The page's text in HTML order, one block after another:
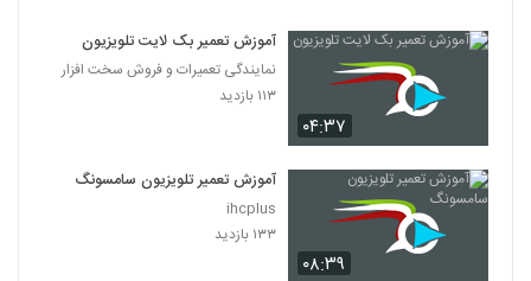
۰۴:۳۷
آموزش تعمیر بک لایت تلویزیون
نمایندگی تعمیرات و فروش سخت افزار
۱۱۳ بازدید
۰۸:۳۹
آموزش تعمیر تلویزیون سامسونگ
ihcplus
۱۳۳ بازدید